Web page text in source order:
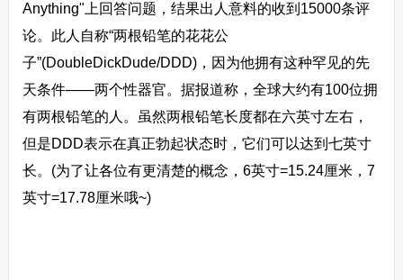
Anything"上回答问题，结果出人意料的收到15000条评
论。此人自称“两根铅笔的花花公
子”(DoubleDickDude/DDD)，因为他拥有这种罕见的先
天条件——两个性器官。据报道称，全球大约有100位拥
有两根铅笔的人。虽然两根铅笔长度都在六英寸左右，
但是DDD表示在真正勃起状态时，它们可以达到七英寸
长。(为了让各位有更清楚的概念，6英寸=15.24厘米，7
英寸=17.78厘米哦~)